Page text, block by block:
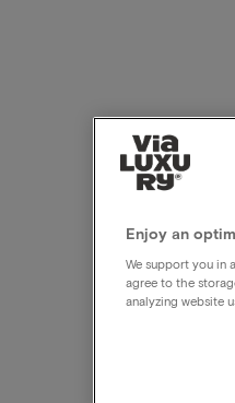
Enjoy an
We support you in
agree to the
analyzing website